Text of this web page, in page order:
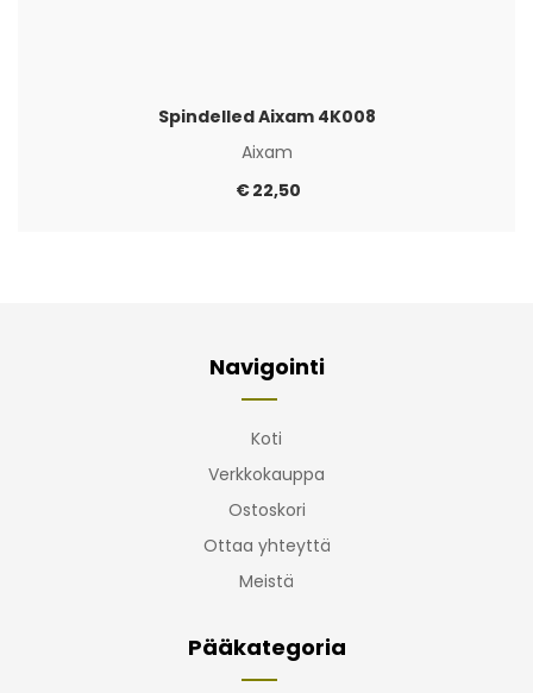
Spindelled Aixam 4K008
Aixam
€22,50
Navigointi
Koti
Verkkokauppa
Ostoskori
Ottaa yhteyttä
Meistä
Pääkategoria